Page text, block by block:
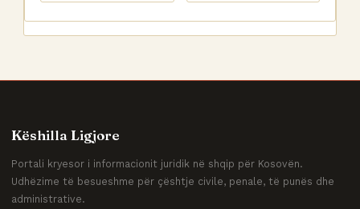
Këshilla Ligjore
Portali kryesor i informacionit juridik në shqip për Kosovën.
Udhëzime të besueshme për çështje civile, penale, të punës dhe
administrative.